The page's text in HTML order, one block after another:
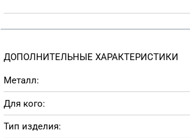
ДОПОЛНИТЕЛЬНЫЕ ХАРАКТЕРИСТИКИ
Металл:
Для кого:
Тип изделия: